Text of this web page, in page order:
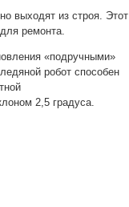
выходят из строя. Этот
ремонта.
«подручными»
робот способен
2,5 градуса.